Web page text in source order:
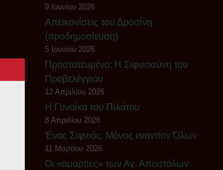
9 Ιουνίου 2026
Απεικονίσεις του Δροσίνη
(προδημοσίευση)
5 Ιουνίου 2026
Πρoστατευμένο: Η Σιφνιοσύνη του
Προβελέγγιου
12 Απριλίου 2026
Η Γυναίκα του Πιλάτου
8 Απριλίου 2026
Ένας Σιφνιός, Μόνος εναντίον Όλων
11 Μαρτίου 2026
Οι «αμαρτίες» των Αγ. Αποστόλων